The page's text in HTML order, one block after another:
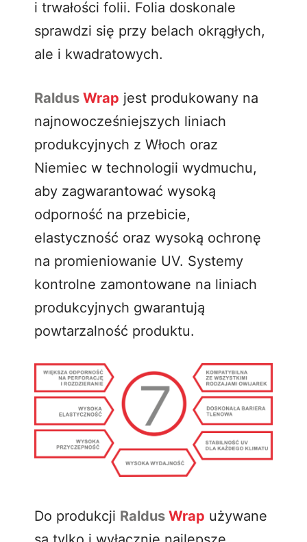
i trwałości folii. Folia doskonale
sprawdzi się przy belach okrągłych,
ale i kwadratowych.
Raldus Wrap jest produkowany na
najnowocześniejszych liniach
produkcyjnych z Włoch oraz
Niemiec w technologii wydmuchu,
aby zagwarantować wysoką
odporność na przebicie,
elastyczność oraz wysoką ochronę
na promieniowanie UV. Systemy
kontrolne zamontowane na liniach
produkcyjnych gwarantują
powtarzalność produktu.
Do produkcji Raldus Wrap używane